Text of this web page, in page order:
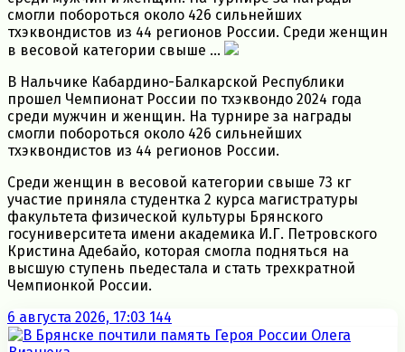
смогли побороться около 426 сильнейших
тхэквондистов из 44 регионов России. Среди женщин
в весовой категории свыше ...
В Нальчике Кабардино-Балкарской Республики
прошел Чемпионат России по тхэквондо 2024 года
среди мужчин и женщин. На турнире за награды
смогли побороться около 426 сильнейших
тхэквондистов из 44 регионов России.
Среди женщин в весовой категории свыше 73 кг
участие приняла студентка 2 курса магистратуры
факультета физической культуры Брянского
госуниверситета имени академика И.Г. Петровского
Кристина Адебайо, которая смогла подняться на
высшую ступень пьедестала и стать трехкратной
Чемпионкой России.
6 августа 2026, 17:03 144